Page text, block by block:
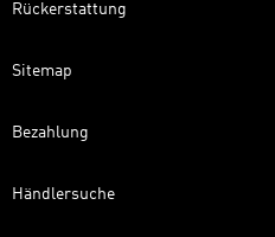
Rückerstattung
Sitemap
Bezahlung
Händlersuche